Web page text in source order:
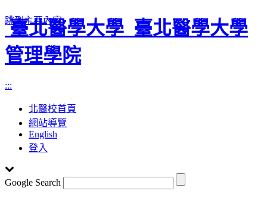
跳到主要內容
臺北醫學大學 臺北醫學大學
管理學院
:::
北醫校首頁
網站導覽
English
登入
Google Search